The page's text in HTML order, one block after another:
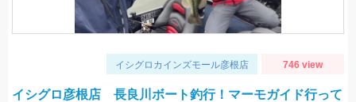
イシグロカインズモール彦根店 746 view
イシグロ彦根店 長良川ボート釣行！マーモガイド行って